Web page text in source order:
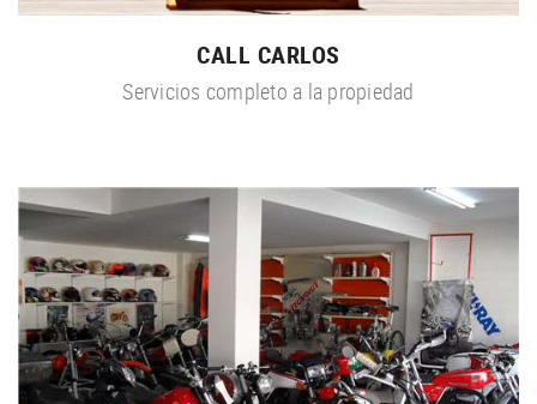
CALL CARLOS
Servicios completo a la propiedad